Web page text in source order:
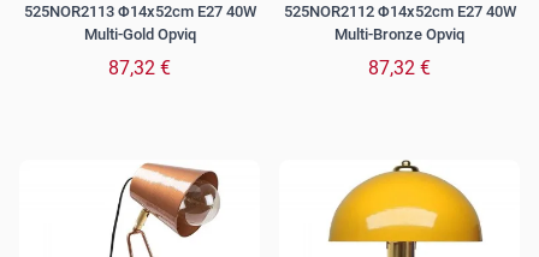
525NOR2113 Φ14x52cm E27 40W
Multi-Gold Opviq
87,32 €
525NOR2112 Φ14x52cm E27 40W
Multi-Bronze Opviq
87,32 €